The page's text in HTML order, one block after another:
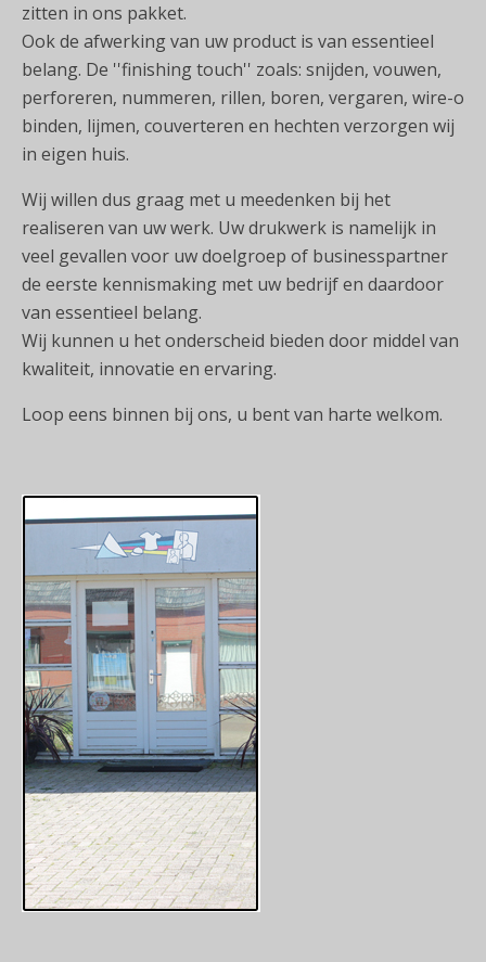
zitten in ons pakket.
Ook de afwerking van uw product is van essentieel
belang. De ''finishing touch'' zoals: snijden, vouwen,
perforeren, nummeren, rillen, boren, vergaren, wire-o
binden, lijmen, couverteren en hechten verzorgen wij
in eigen huis.
Wij willen dus graag met u meedenken bij het
realiseren van uw werk. Uw drukwerk is namelijk in
veel gevallen voor uw doelgroep of businesspartner
de eerste kennismaking met uw bedrijf en daardoor
van essentieel belang.
Wij kunnen u het onderscheid bieden door middel van
kwaliteit, innovatie en ervaring.
Loop eens binnen bij ons, u bent van harte welkom.